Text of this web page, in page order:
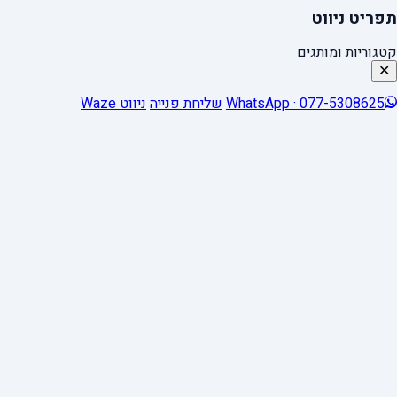
תפריט ניווט
קטגוריות ומותגים
✕
WhatsApp · 077-5308625שליחת פנייהניווט Waze